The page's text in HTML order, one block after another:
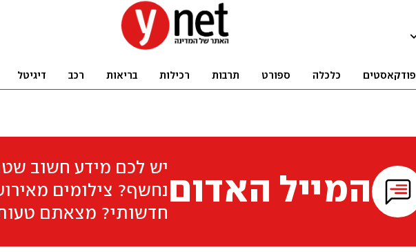
פודקאסטים כלכלה ספורט תרבות רכילות בריאות רכב דיגיטל
המייל האדום
יש לכם מידע חשוב
נחשף? צילומים
חדשותי? מצאתם